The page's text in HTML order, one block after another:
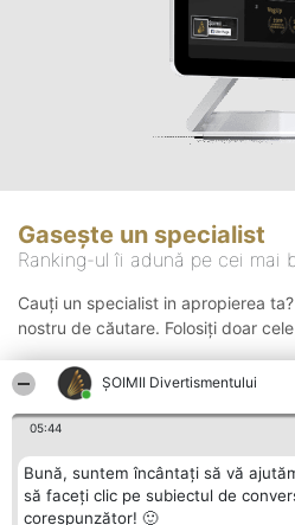
ŞOIMII Divertismentului
05:44
Bună, suntem încântați să vă
să faceți clic pe subiectul de
corespunzător! 🙂
Gasește un specialist
Ranking-ul îi adună pe cei mai
Cauți un specialist in apropierea
nostru de căutare. Folosiți doar